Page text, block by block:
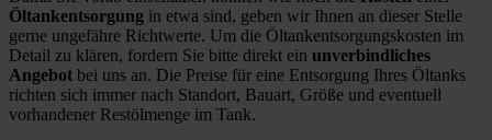
Öltankentsorgung in etwa sind, geben wir Ihnen an dieser Stelle
gerne ungefähre Richtwerte. Um die Öltankentsorgungskosten im
Detail zu klären, fordern Sie bitte direkt ein unverbindliches
Angebot bei uns an. Die Preise für eine Entsorgung Ihres Öltanks
richten sich immer nach Standort, Bauart, Größe und eventuell
vorhandener Restölmenge im Tank.